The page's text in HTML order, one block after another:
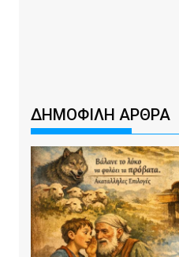
ΔΗΜΟΦΙΛΗ ΑΡΘΡΑ